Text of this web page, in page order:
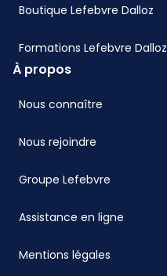
Boutique Lefebvre Dalloz
Formations Lefebvre Dalloz
À propos
Nous connaître
Nous rejoindre
Groupe Lefebvre
Assistance en ligne
Mentions légales